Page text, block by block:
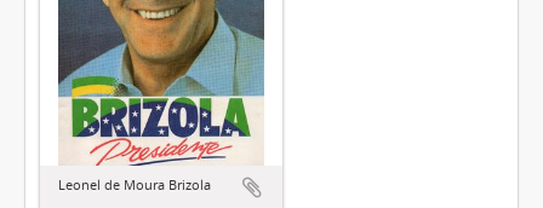
Leonel de Moura Brizola